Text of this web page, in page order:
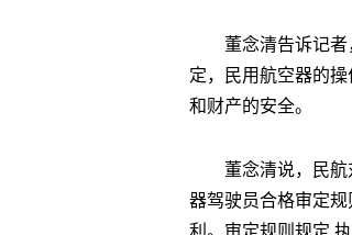
董念清告诉记
定，民用航空器的
和财产的安全。
董念清说，民
器驾驶员合格审定
利。审定规则规定,